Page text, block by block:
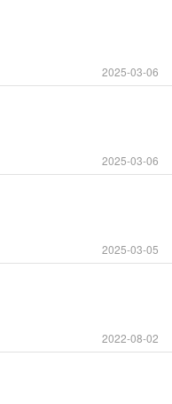
2025-03-06
2025-03-06
2025-03-05
2022-08-02